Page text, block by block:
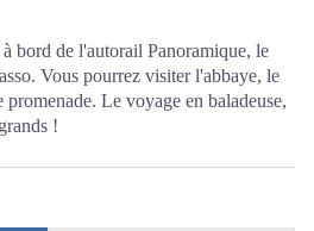
bord de l'autorail Panoramique, le
Vous pourrez visiter l'abbaye, le
Le voyage en baladeuse,
!